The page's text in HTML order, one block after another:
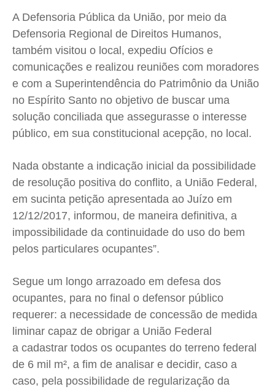
A Defensoria Pública da União, por meio da
Defensoria Regional de Direitos Humanos,
também visitou o local, expediu Ofícios e
comunicações e realizou reuniões com moradores
e com a Superintendência do Patrimônio da União
no Espírito Santo no objetivo de buscar uma
solução conciliada que assegurasse o interesse
público, em sua constitucional acepção, no local.
Nada obstante a indicação inicial da possibilidade
de resolução positiva do conflito, a União Federal,
em sucinta petição apresentada ao Juízo em
12/12/2017, informou, de maneira definitiva, a
impossibilidade da continuidade do uso do bem
pelos particulares ocupantes”.
Segue um longo arrazoado em defesa dos
ocupantes, para no final o defensor público
requerer: a necessidade de concessão de medida
liminar capaz de obrigar a União Federal
a cadastrar todos os ocupantes do terreno federal
de 6 mil m², a fim de analisar e decidir, caso a
caso, pela possibilidade de regularização da